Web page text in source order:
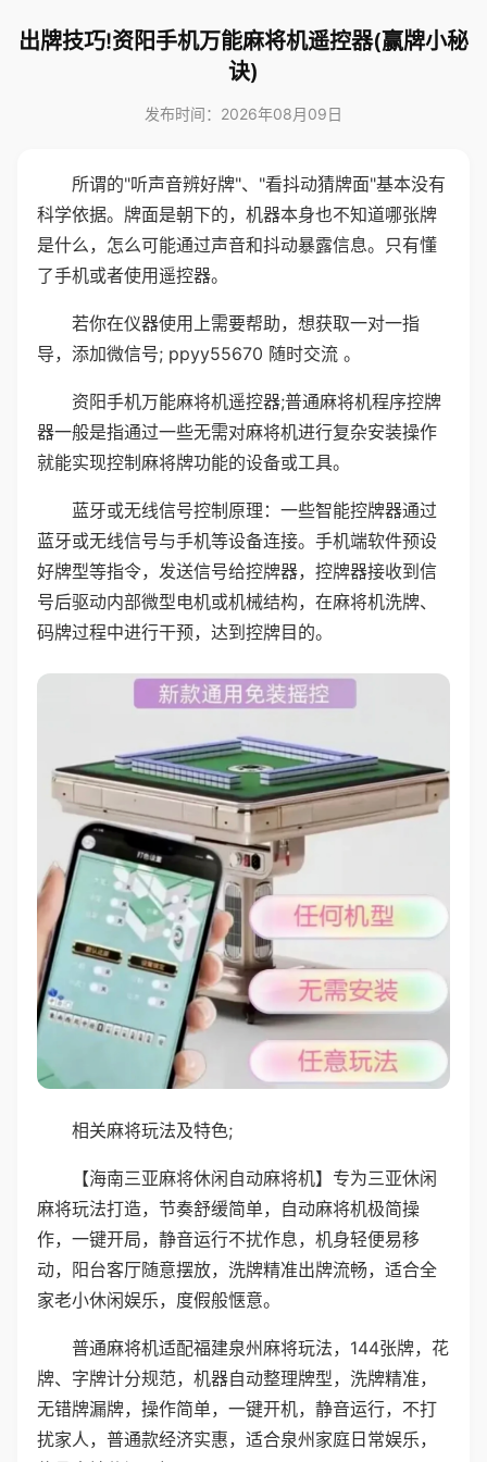
出牌技巧!资阳手机万能麻将机遥控器(赢牌小秘
诀)
发布时间：2026年08月09日
所谓的"听声音辨好牌"、"看抖动猜牌面"基本没有
科学依据。牌面是朝下的，机器本身也不知道哪张牌
是什么，怎么可能通过声音和抖动暴露信息。只有懂
了手机或者使用遥控器。
若你在仪器使用上需要帮助，想获取一对一指
导，添加微信号; ppyy55670 随时交流 。
资阳手机万能麻将机遥控器;普通麻将机程序控牌
器一般是指通过一些无需对麻将机进行复杂安装操作
就能实现控制麻将牌功能的设备或工具。
蓝牙或无线信号控制原理：一些智能控牌器通过
蓝牙或无线信号与手机等设备连接。手机端软件预设
好牌型等指令，发送信号给控牌器，控牌器接收到信
号后驱动内部微型电机或机械结构，在麻将机洗牌、
码牌过程中进行干预，达到控牌目的。
相关麻将玩法及特色;
【海南三亚麻将休闲自动麻将机】专为三亚休闲
麻将玩法打造，节奏舒缓简单，自动麻将机极简操
作，一键开局，静音运行不扰作息，机身轻便易移
动，阳台客厅随意摆放，洗牌精准出牌流畅，适合全
家老小休闲娱乐，度假般惬意。
普通麻将机适配福建泉州麻将玩法，144张牌，花
牌、字牌计分规范，机器自动整理牌型，洗牌精准，
无错牌漏牌，操作简单，一键开机，静音运行，不打
扰家人，普通款经济实惠，适合泉州家庭日常娱乐，